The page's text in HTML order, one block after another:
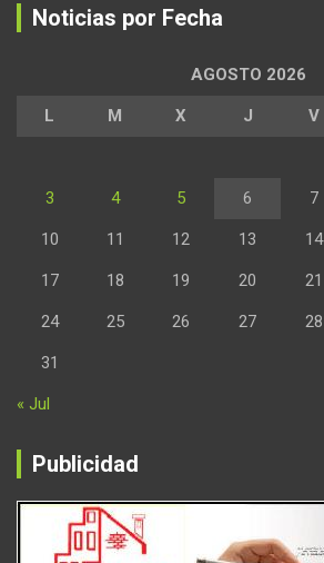
Noticias por Fecha
AGOSTO 2026
L M X J V
3 4 5 6 7
10 11 12 13 14
17 18 19 20 21
24 25 26 27 28
31
« Jul
Publicidad